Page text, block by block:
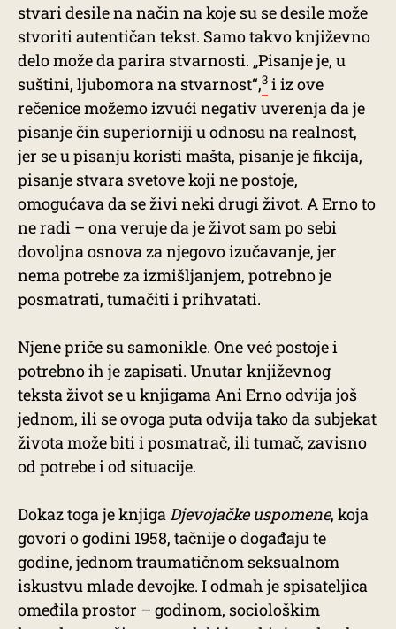
stvari desile na način na koje su se desile može
stvoriti autentičan tekst. Samo takvo književno
delo može da parira stvarnosti. „Pisanje je, u
suštini, ljubomora na stvarnost“,3 i iz ove
rečenice možemo izvući negativ uverenja da je
pisanje čin superiorniji u odnosu na realnost,
jer se u pisanju koristi mašta, pisanje je fikcija,
pisanje stvara svetove koji ne postoje,
omogućava da se živi neki drugi život. A Erno to
ne radi – ona veruje da je život sam po sebi
dovoljna osnova za njegovo izučavanje, jer
nema potrebe za izmišljanjem, potrebno je
posmatrati, tumačiti i prihvatati.
Njene priče su samonikle. One već postoje i
potrebno ih je zapisati. Unutar književnog
teksta život se u knjigama Ani Erno odvija još
jednom, ili se ovoga puta odvija tako da subjekat
života može biti i posmatrač, ili tumač, zavisno
od potrebe i od situacije.
Dokaz toga je knjiga Djevojačke uspomene, koja
govori o godini 1958, tačnije o događaju te
godine, jednom traumatičnom seksualnom
iskustvu mlade devojke. I odmah je spisateljica
omeđila prostor – godinom, sociološkim